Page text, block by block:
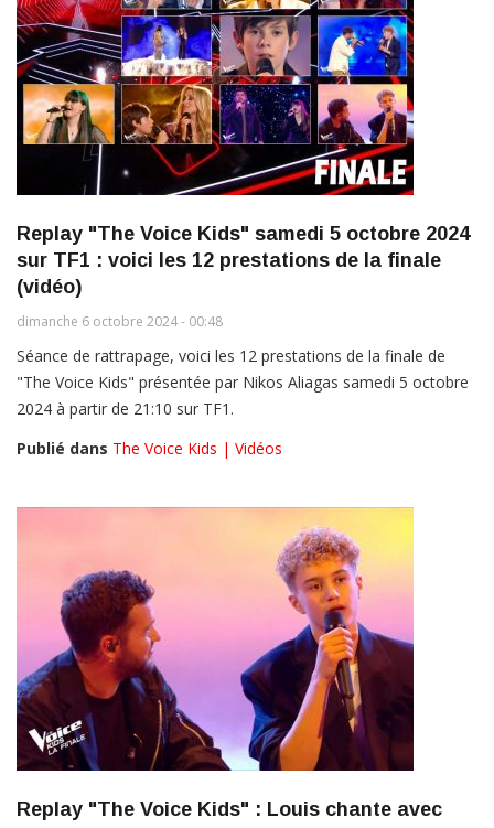
Replay "The Voice Kids" samedi 5 octobre 2024
sur TF1 : voici les 12 prestations de la finale
(vidéo)
dimanche 6 octobre 2024 - 00:48
Séance de rattrapage, voici les 12 prestations de la finale de
"The Voice Kids" présentée par Nikos Aliagas samedi 5 octobre
2024 à partir de 21:10 sur TF1.
Publié dans The Voice Kids | Vidéos
Replay "The Voice Kids" : Louis chante avec